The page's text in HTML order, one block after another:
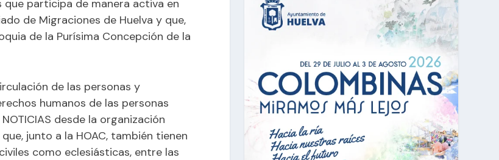
que participa de manera activa en
de Migraciones de Huelva y que,
de la Purísima Concepción de la
de las personas y
humanos de las personas
desde la organización
junto a la HOAC, también tienen
como eclesiásticas, entre las